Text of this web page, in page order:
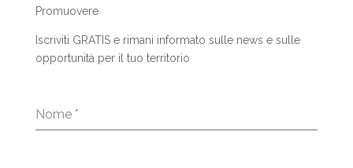
Promuovere
Iscriviti GRATIS e rimani informato sulle news e sulle
opportunità per il tuo territorio
Nome *